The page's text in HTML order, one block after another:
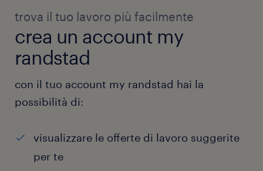
trova il tuo lavoro più facilmente
crea un account my
randstad
con il tuo account my randstad hai la
possibilità di:
visualizzare le offerte di lavoro suggerite
per te